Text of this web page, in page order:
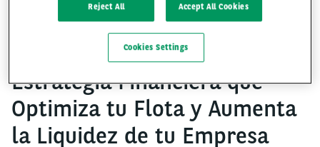
Rentback flota vehicular: La
Estrategia Financiera que
Optimiza tu Flota y Aumenta
la Liquidez de tu Empresa
Reject All Accept All Cookies
Cookies Settings